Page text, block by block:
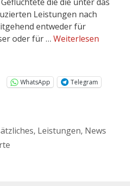
Leistungen nach
entweder für
oder für … Weiterlesen
WhatsApp
Telegram
, Leistungen, News